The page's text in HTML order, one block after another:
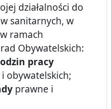
działalności do
sanitarnych, w
ramach
Obywatelskich:
pracy
obywatelskich;
prawne i